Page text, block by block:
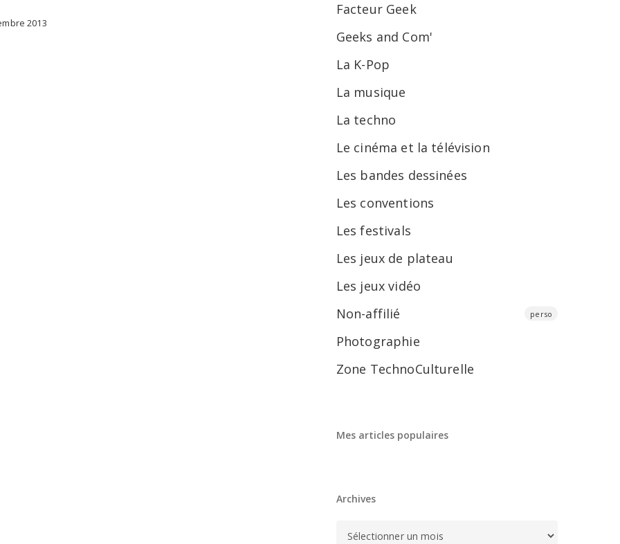
2013
Facteur Geek
Geeks and Com'
La K-Pop
La musique
La techno
Le cinéma et la télévision
Les bandes dessinées
Les conventions
Les festivals
Les jeux de plateau
Les jeux vidéo
Non-affilié
perso
Photographie
Zone TechnoCulturelle
Mes articles populaires
Archives
Archives